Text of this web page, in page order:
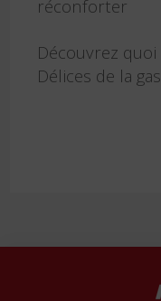
réconforter
Découvrez
Délices de la